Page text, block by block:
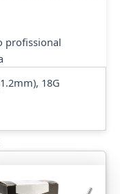
profissional
18G